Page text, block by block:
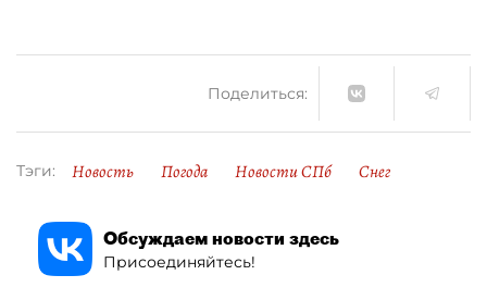
Поделиться:
Тэги: Новость Погода Новости СПб Снег
Обсуждаем новости здесь
Присоединяйтесь!